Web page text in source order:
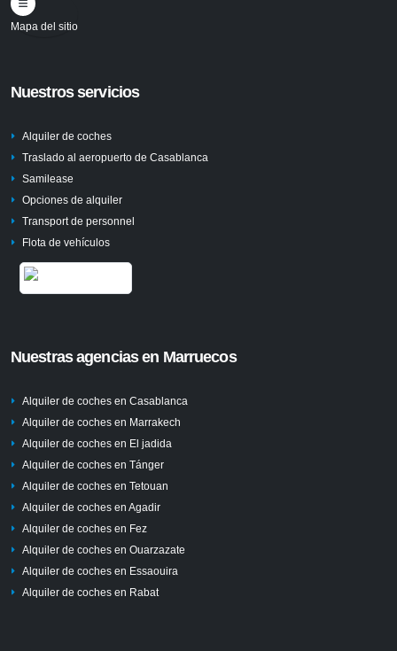
Mapa del sitio
Nuestros servicios
Alquiler de coches
Traslado al aeropuerto de Casablanca
Samilease
Opciones de alquiler
Transport de personnel
Flota de vehículos
Nuestras agencias en Marruecos
Alquiler de coches en Casablanca
Alquiler de coches en Marrakech
Alquiler de coches en El jadida
Alquiler de coches en Tánger
Alquiler de coches en Tetouan
Alquiler de coches en Agadir
Alquiler de coches en Fez
Alquiler de coches en Ouarzazate
Alquiler de coches en Essaouira
Alquiler de coches en Rabat